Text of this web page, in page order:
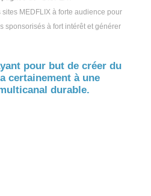
MEDFLIX à forte audience pour
sponsorisés à fort intérêt et générer
pour but de créer du
certainement à une
durable.